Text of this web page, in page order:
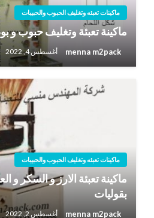
ماكينات تعبئه وتغليف الحبوب والحبيبات
ماكينة تعبئة وتغليف حبوب و
menna m2pack أغسطس 4, 2022
ماكينات تعبئه وتغليف الحبوب والحبيبات
ماكينة تعبئة الارز و السكر
بقوليات
menna m2pack أغسطس 2, 2022